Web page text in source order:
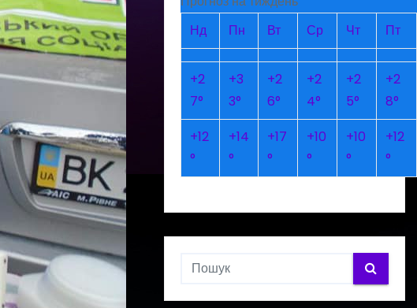
Нд
Пн Вт Ср Чт Пт
+2
7°
+3
3°
+2
6°
+2
4°
+2
5°
+2
8°
+12
°
+14
°
+17
°
+10
°
+10
°
+12
°